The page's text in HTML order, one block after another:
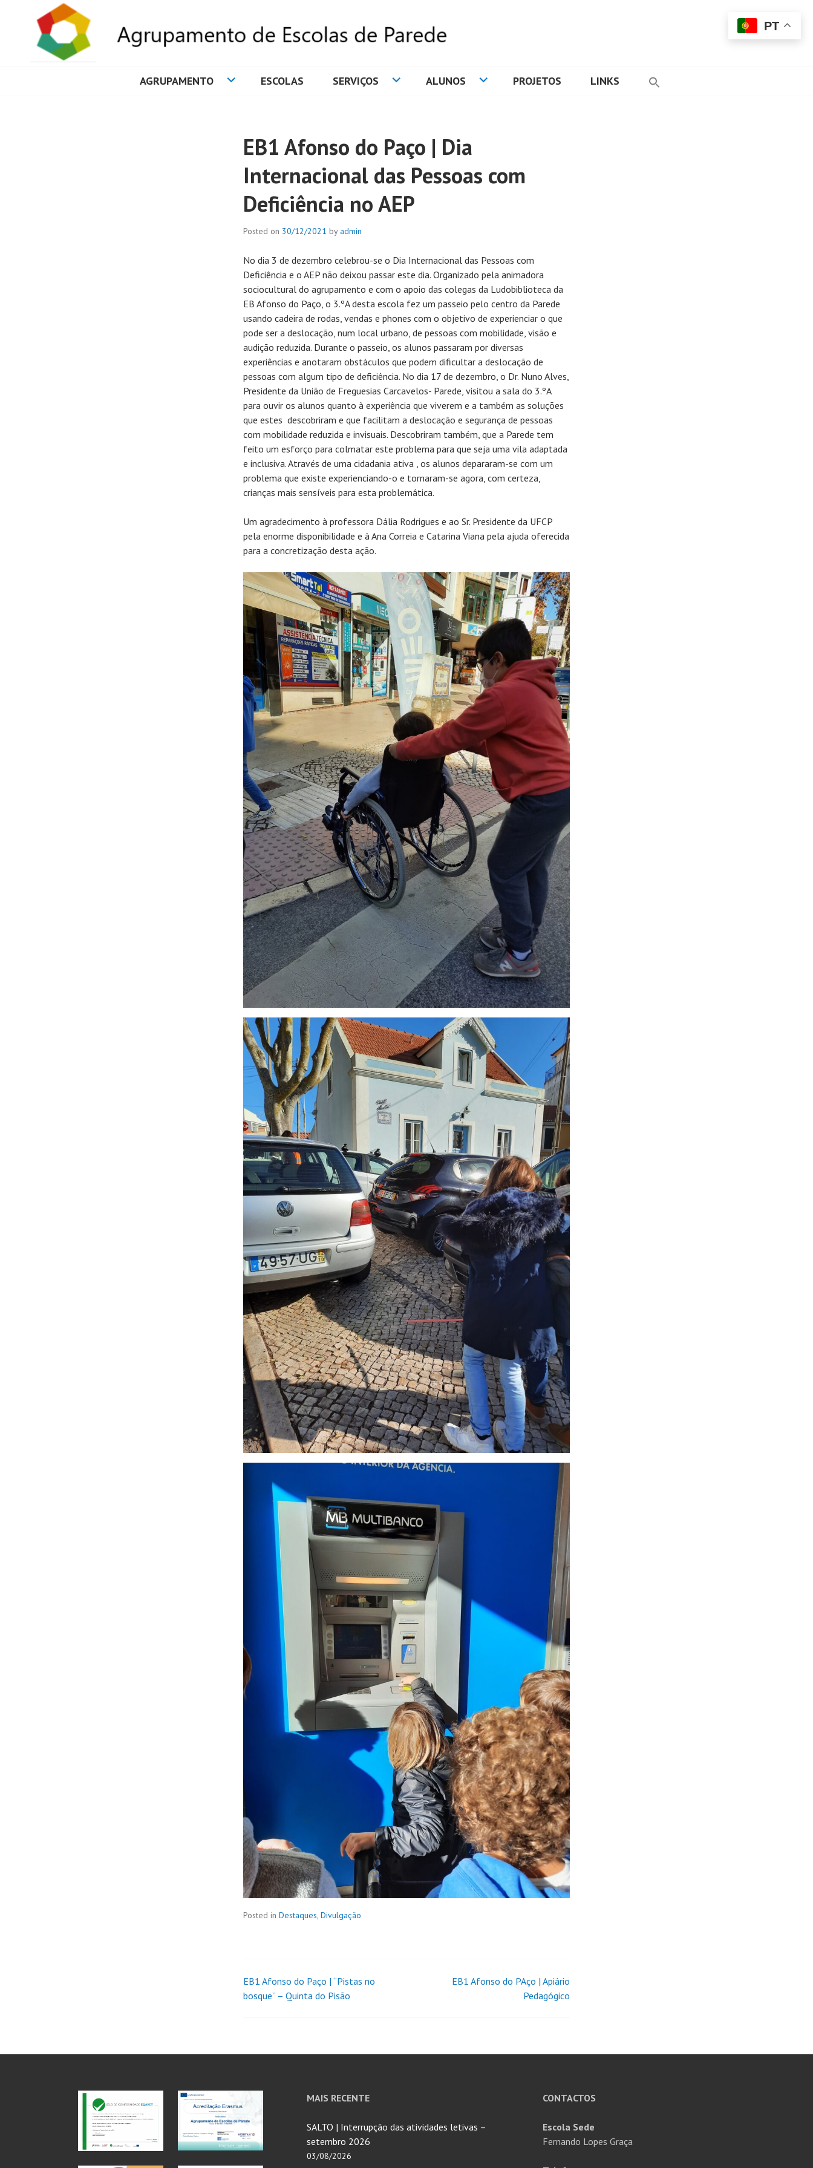
AGRUPAMENTO ESCOLAS SERVIÇOS ALUNOS PROJETOS LINKS
EB1 Afonso do Paço | Dia
Internacional das Pessoas com
Deficiência no AEP
Posted on 30/12/2021 by admin
No dia 3 de dezembro celebrou-se o Dia Internacional das Pessoas com
Deficiência e o AEP não deixou passar este dia. Organizado pela animadora
sociocultural do agrupamento e com o apoio das colegas da Ludobiblioteca da
EB Afonso do Paço, o 3.ºA desta escola fez um passeio pelo centro da Parede
usando cadeira de rodas, vendas e phones com o objetivo de experienciar o que
pode ser a deslocação, num local urbano, de pessoas com mobilidade, visão e
audição reduzida. Durante o passeio, os alunos passaram por diversas
experiências e anotaram obstáculos que podem dificultar a deslocação de
pessoas com algum tipo de deficiência. No dia 17 de dezembro, o Dr. Nuno Alves,
Presidente da União de Freguesias Carcavelos- Parede, visitou a sala do 3.ºA
para ouvir os alunos quanto à experiência que viverem e a também as soluções
que estes descobriram e que facilitam a deslocação e segurança de pessoas
com mobilidade reduzida e invisuais. Descobriram também, que a Parede tem
feito um esforço para colmatar este problema para que seja uma vila adaptada
e inclusiva. Através de uma cidadania ativa , os alunos depararam-se com um
problema que existe experienciando-o e tornaram-se agora, com certeza,
crianças mais sensíveis para esta problemática.
Um agradecimento à professora Dália Rodrigues e ao Sr. Presidente da UFCP
pela enorme disponibilidade e à Ana Correia e Catarina Viana pela ajuda oferecida
para a concretização desta ação.
Posted in Destaques, Divulgação
EB1 Afonso do Paço | “Pistas no
bosque” – Quinta do Pisão
EB1 Afonso do PAço | Apiário
Pedagógico
MAIS RECENTE
SALTO | Interrupção das atividades letivas –
setembro 2026
03/08/2026
CONTACTOS
Escola Sede
Fernando Lopes Graça
PT